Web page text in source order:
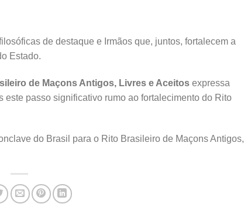
de destaque e Irmãos que, juntos, fortalecem a
Estado.
de Maçons Antigos, Livres e Aceitos expressa
passo significativo rumo ao fortalecimento do Rito
do Brasil para o Rito Brasileiro de Maçons Antigos,